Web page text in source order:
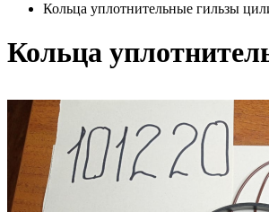
Кольца уплотнительные гильзы
Кольца